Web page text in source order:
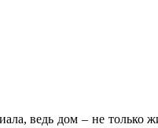
ведь дом – не